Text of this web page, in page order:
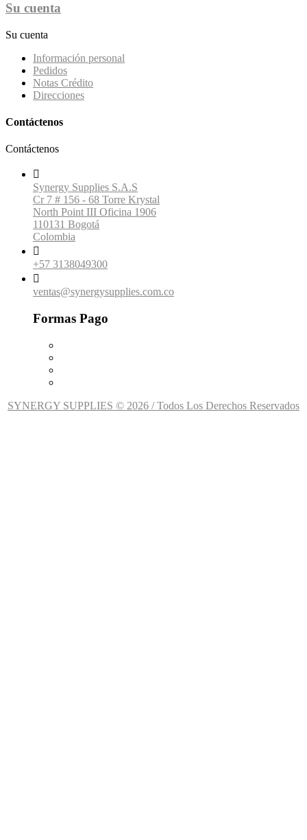
Su cuenta
Su cuenta
Información personal
Pedidos
Notas Crédito
Direcciones
Contáctenos
Contáctenos

Synergy Supplies S.A.S
Cr 7 # 156 - 68 Torre Krystal
North Point III Oficina 1906
110131 Bogotá
Colombia

+57 3138049300

ventas@synergysupplies.com.co
Formas Pago
SYNERGY SUPPLIES © 2026 / Todos Los Derechos Reservados